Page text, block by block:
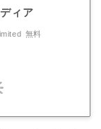
ィア
無料